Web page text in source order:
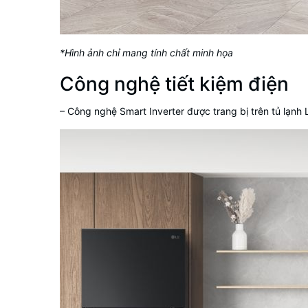
*Hình ảnh chỉ mang tính chất minh họa
Công nghệ tiết kiệm điện
– Công nghệ Smart Inverter được trang bị trên tủ